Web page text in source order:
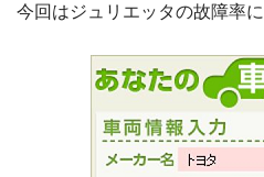
今回はジュリエッタの故障率